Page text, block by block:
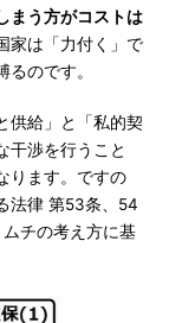
まう方がコストは
家は「力付く」で
のです。
供給」と「私的契
干渉を行うこと
ります。ですの
法律 第53条、54
チの考え方に基